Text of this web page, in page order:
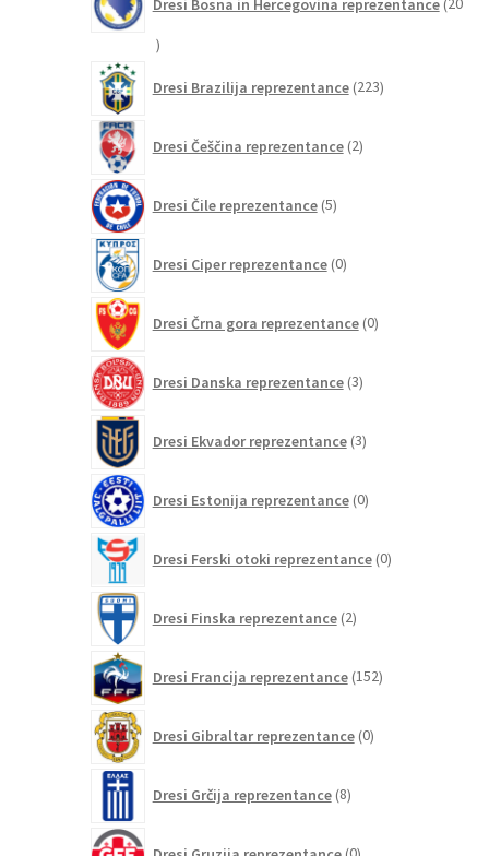
Dresi Bosna in Hercegovina reprezentance 20
20
Dresi Brazilija reprezentance 223izdelkov
Dresi Češčina reprezentance 2izdelka
Dresi Čile reprezentance 5izdelkov
Dresi Ciper reprezentance 0izdelkov
Dresi Črna gora reprezentance 0izdelkov
Dresi Danska reprezentance 3izdelki
Dresi Ekvador reprezentance 3izdelki
Dresi Estonija reprezentance 0izdelkov
Dresi Ferski otoki reprezentance 0izdelkov
Dresi Finska reprezentance 2izdelka
Dresi Francija reprezentance 152izdelkov
Dresi Gibraltar reprezentance 0izdelkov
Dresi Grčija reprezentance 8izdelkov